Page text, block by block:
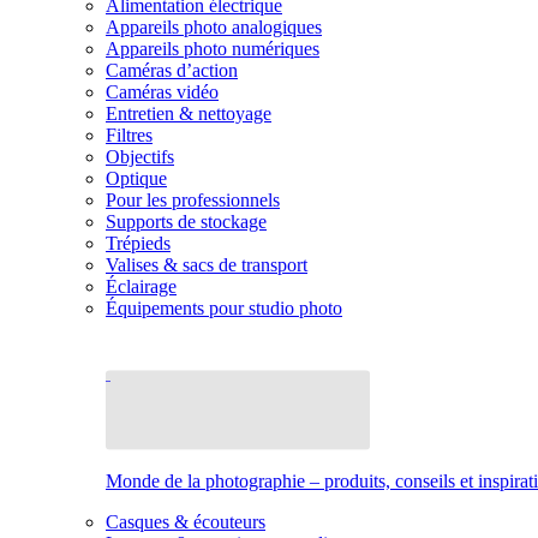
Alimentation électrique
Appareils photo analogiques
Appareils photo numériques
Caméras d’action
Caméras vidéo
Entretien & nettoyage
Filtres
Objectifs
Optique
Pour les professionnels
Supports de stockage
Trépieds
Valises & sacs de transport
Éclairage
Équipements pour studio photo
Monde de la photographie – produits, conseils et
Casques & écouteurs